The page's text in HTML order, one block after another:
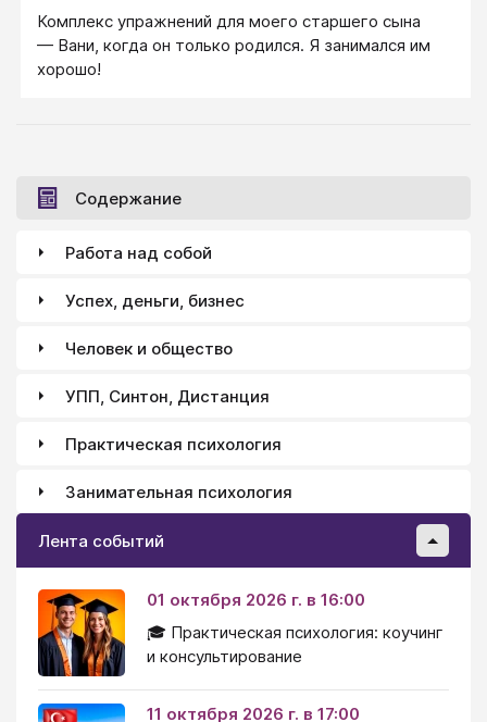
привычка действительно будет привычкой зарядку
по утрам делать.
Комплекс упражнений для моего старшего сына
— Вани, когда он только родился. Я занимался им
хорошо!
Содержание
Работа над собой
Успех, деньги, бизнес
Человек и общество
УПП, Синтон, Дистанция
Практическая психология
Занимательная психология
Лента событий
01 октября 2026 г. в 16:00
🎓 Практическая психология: коучинг
и консультирование
11 октября 2026 г. в 17:00